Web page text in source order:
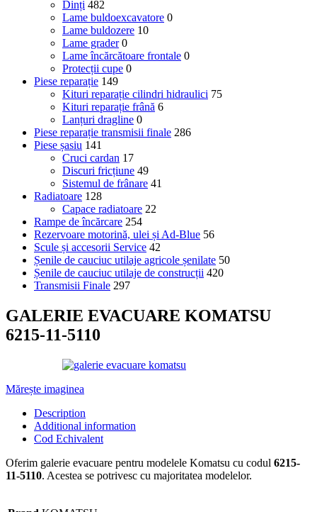
Dinți 482
Lame buldoexcavatore 0
Lame buldozere 10
Lame grader 0
Lame încărcătoare frontale 0
Protecții cupe 0
Piese reparație 149
Kituri reparație cilindri hidraulici 75
Kituri reparație frână 6
Lanțuri dragline 0
Piese reparație transmisii finale 286
Piese șasiu 141
Cruci cardan 17
Discuri fricțiune 49
Sistemul de frânare 41
Radiatoare 128
Capace radiatoare 22
Rampe de încărcare 254
Rezervoare motorină, ulei și Ad-Blue 56
Scule și accesorii Service 42
Șenile de cauciuc utilaje agricole șenilate 50
Șenile de cauciuc utilaje de construcții 420
Transmisii Finale 297
GALERIE EVACUARE KOMATSU
6215-11-5110
Mărește imaginea
Description
Additional information
Cod Echivalent
Oferim galerie evacuare pentru modelele Komatsu cu codul 6215-
11-5110. Acestea se potrivesc cu majoritatea modelelor.